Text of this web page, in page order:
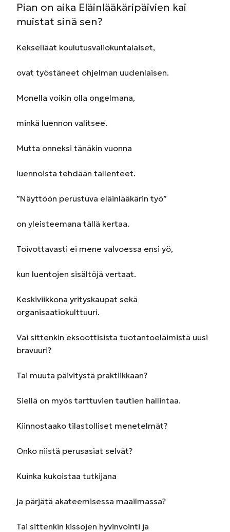
Pian on aika Eläinlääkäripäivien kai
muistat sinä sen?
Kekseliäät koulutusvaliokuntalaiset,
ovat työstäneet ohjelman uudenlaisen.
Monella voikin olla ongelmana,
minkä luennon valitsee.
Mutta onneksi tänäkin vuonna
luennoista tehdään tallenteet.
”Näyttöön perustuva eläinlääkärin työ”
on yleisteemana tällä kertaa.
Toivottavasti ei mene valvoessa ensi yö,
kun luentojen sisältöjä vertaat.
Keskiviikkona yrityskaupat sekä
organisaatiokulttuuri.
Vai sittenkin eksoottisista tuotantoeläimistä uusi
bravuuri?
Tai muuta päivitystä praktiikkaan?
Siellä on myös tarttuvien tautien hallintaa.
Kiinnostaako tilastolliset menetelmät?
Onko niistä perusasiat selvät?
Kuinka kukoistaa tutkijana
ja pärjätä akateemisessa maailmassa?
Tai sittenkin kissojen hyvinvointi ja